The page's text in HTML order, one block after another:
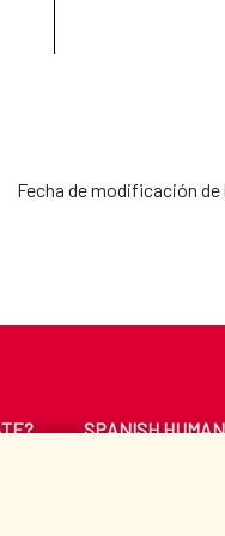
Fecha de modificación
SPANISH